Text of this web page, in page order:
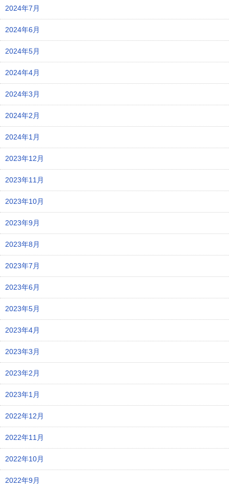
2024年7月
2024年6月
2024年5月
2024年4月
2024年3月
2024年2月
2024年1月
2023年12月
2023年11月
2023年10月
2023年9月
2023年8月
2023年7月
2023年6月
2023年5月
2023年4月
2023年3月
2023年2月
2023年1月
2022年12月
2022年11月
2022年10月
2022年9月